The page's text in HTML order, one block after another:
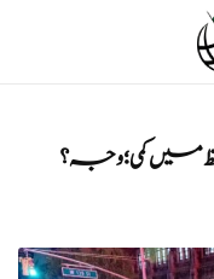
میں کمی؛ وجہ؟